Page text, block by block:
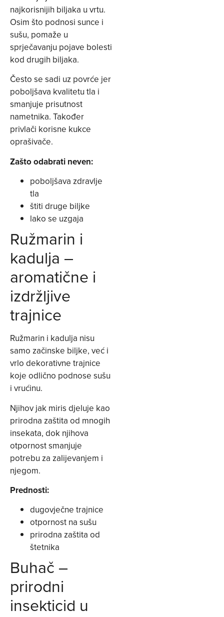
najkorisnijih biljaka u vrtu.
Osim što podnosi sunce i
sušu, pomaže u
sprječavanju pojave bolesti
kod drugih biljaka.
Često se sadi uz povrće jer
poboljšava kvalitetu tla i
smanjuje prisutnost
nametnika. Također
privlači korisne kukce
oprašivače.
Zašto odabrati neven:
poboljšava zdravlje
tla
štiti druge biljke
lako se uzgaja
Ružmarin i
kadulja –
aromatične i
izdržljive
trajnice
Ružmarin i kadulja nisu
samo začinske biljke, već i
vrlo dekorativne trajnice
koje odlično podnose sušu
i vrućinu.
Njihov jak miris djeluje kao
prirodna zaštita od mnogih
insekata, dok njihova
otpornost smanjuje
potrebu za zalijevanjem i
njegom.
Prednosti:
dugovječne trajnice
otpornost na sušu
prirodna zaštita od
štetnika
Buhač –
prirodni
insekticid u